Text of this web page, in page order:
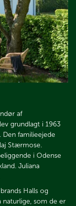
af
grundlagt i 1963
Den familieejede
Stærmose.
i Odense
Juliana
Halls og
naturlige, som de er